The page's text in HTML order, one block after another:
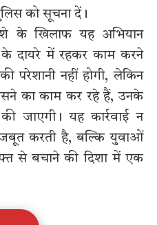
को सूचना दें।
के खिलाफ यह अभियान
के दायरे में रहकर काम करने
परेशानी नहीं होगी, लेकिन
का काम कर रहे हैं, उनके
जाएगी। यह कार्रवाई न
करती है, बल्कि युवाओं
से बचाने की दिशा में एक